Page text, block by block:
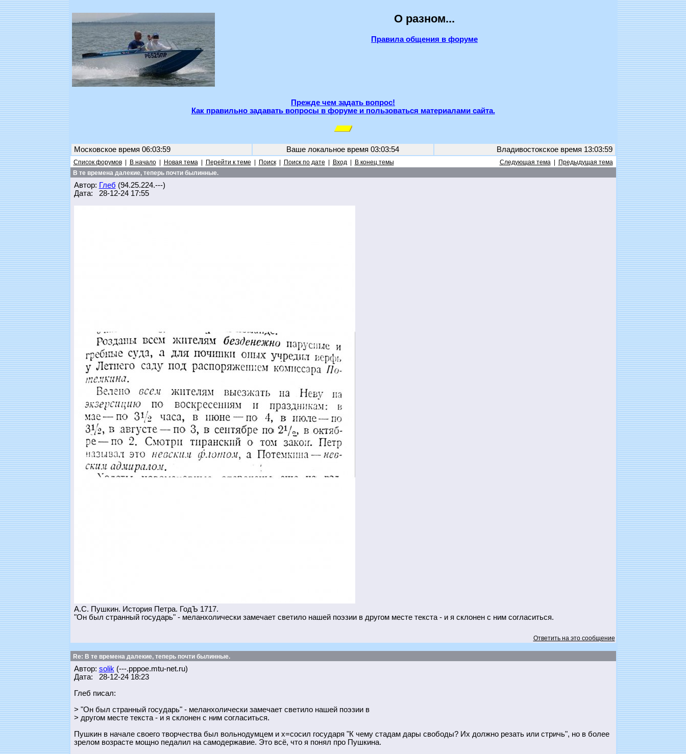
О разном...
Правила общения в форуме
Прежде чем задать вопрос!
Как правильно задавать вопросы в форуме и пользоваться материалами сайта.
Московское время 06:03:59 Ваше локальное время 03:03:54 Владивостокское время 13:03:59
Список форумов| В начало| Новая тема| Перейти к теме Поиск| Поиск по дате Вход| В конец темы Следующая тема|
Предыдущая тема
В те времена далекие, теперь почти былинные.
Автор: Глеб (94.25.224.---)
Дата: 28-12-24 17:55
А.С. Пушкин. История Петра. ГодЪ 1717.
"Он был странный государь" - меланхолически замечает светило нашей поэзии в другом месте текста - и я склонен с ним согласиться.
Ответить на это сообщение
Re: В те времена далекие, теперь почти былинные.
Автор: solik (---.pppoe.mtu-net.ru)
Дата: 28-12-24 18:23
Глеб писал:
> "Он был странный государь" - меланхолически замечает светило нашей поэзии в
> другом месте текста - и я склонен с ним согласиться.
Пушкин в начале своего творчества был вольнодумцем и х=сосил государя "К чему стадам дары свободы? Их должно резать или стричь", но в более
зрелом возрасте мощно педалил на самодержавие. Это всё, что я понял про Пушкина.